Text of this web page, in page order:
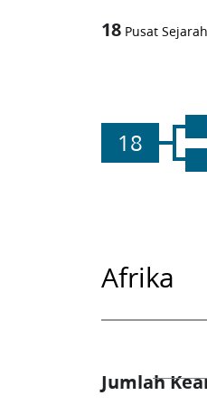
18 Pusat
18
Afrika
Jumlah